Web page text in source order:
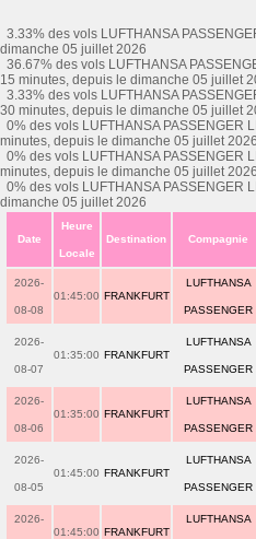
3.33% des vols LUFTHANSA
dimanche 05 juillet 2026
36.67% des vols LUFTHANSA
15 minutes, depuis le dimanche 05 juillet
3.33% des vols LUFTHANSA
30 minutes, depuis le dimanche 05 juillet
0% des vols LUFTHANSA PASSENGER
minutes, depuis le dimanche 05 juillet 2026
0% des vols LUFTHANSA PASSENGER
minutes, depuis le dimanche 05 juillet 2026
0% des vols LUFTHANSA PASSENGER
dimanche 05 juillet 2026
Date
Heure
Locale
Destination Compagnie
2026-
08-08
01:45:00 FRANKFURT
LUFTHANSA
PASSENGER
2026-
08-07
01:35:00 FRANKFURT
LUFTHANSA
PASSENGER
2026-
08-06
01:35:00 FRANKFURT
LUFTHANSA
PASSENGER
2026-
08-05
01:45:00 FRANKFURT
LUFTHANSA
PASSENGER
2026-
01:45:00 FRANKFURT
LUFTHANSA